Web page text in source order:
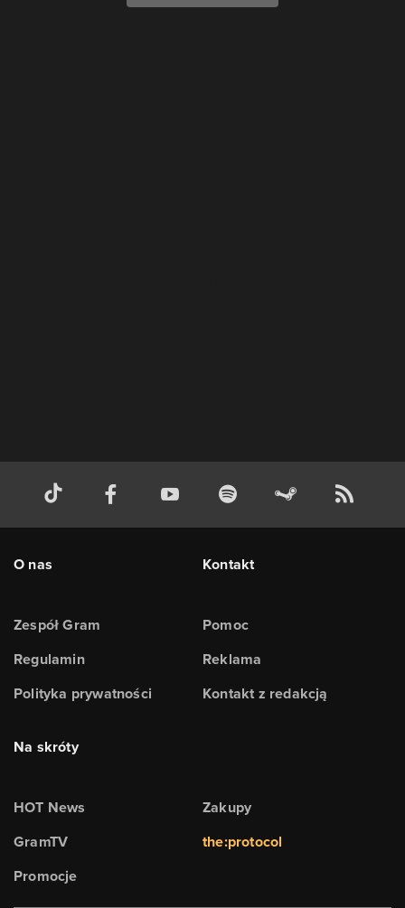
O nas
Zespół Gram
Regulamin
Polityka prywatności
Kontakt
Pomoc
Reklama
Kontakt z redakcją
Na skróty
HOT News
GramTV
Promocje
Zakupy
the:protocol